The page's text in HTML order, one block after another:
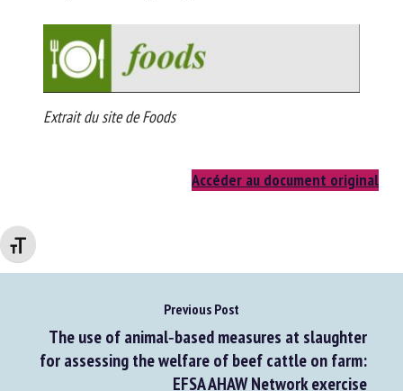
Changer la taille de la police
Previous Post
The use of animal‐based measures at slaughter